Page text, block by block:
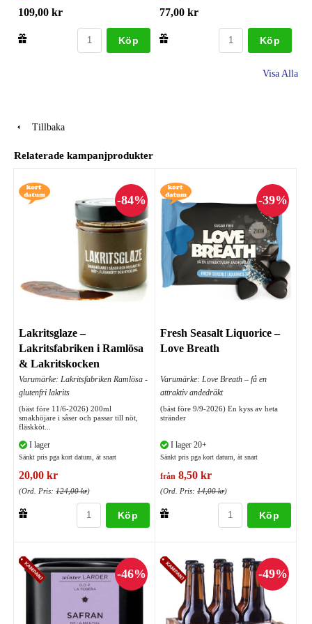
109,00 kr
Köp
77,00 kr
Köp
Visa Alla
Tillbaka
Relaterade kampanjprodukter
Lakritsglaze –
Lakritsfabriken i Ramlösa
& Lakritskocken
Varumärke: Lakritsfabriken Ramlösa -
glutenfri lakrits
(bäst före 11/6-2026) 200ml
smakhöjare i såser och passar till nöt,
fläskköt...
I lager
Sänkt pris pga kort datum, ät snart
20,00 kr
(Ord. Pris: 124,00 kr)
Köp
Fresh Seasalt Liquorice –
Love Breath
Varumärke: Love Breath – få en
attraktiv andedräkt
(bäst före 9/9-2026) En kyss av heta
stränder
I lager 20+
Sänkt pris pga kort datum, ät snart
från 8,50 kr
(Ord. Pris: 14,00 kr)
Köp